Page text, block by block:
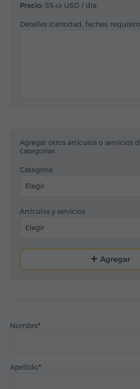
Precio: 55.42 USD / día
Detalles (cantidad, fechas,
Agregar otros artículos o servicios
categorías
Categoría
Elegir
Artículos y servicios
Elegir
Agregar
Nombre
Apellido